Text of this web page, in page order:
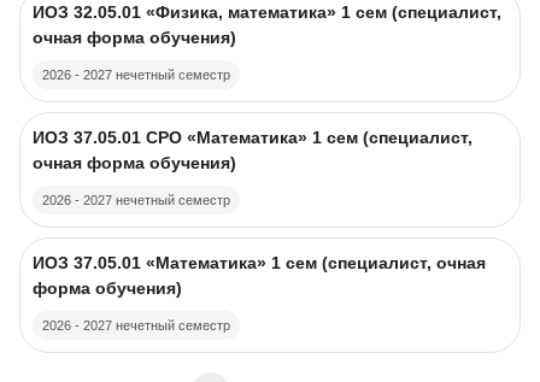
Изображение курса
Название курса
ИОЗ 32.05.01 «Физика, математика» 1 сем (специалист,
очная форма обучения)
2026 - 2027 нечетный семестр
Изображение курса
Название курса
ИОЗ 37.05.01 CPO «Математика» 1 сем (специалист,
очная форма обучения)
2026 - 2027 нечетный семестр
Изображение курса
Название курса
ИОЗ 37.05.01 «Математика» 1 сем (специалист, очная
форма обучения)
2026 - 2027 нечетный семестр